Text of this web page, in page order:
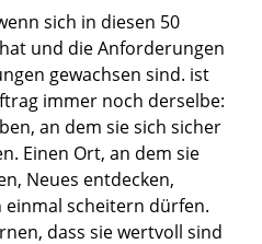
sich in diesen 50
und die Anforderungen
gewachsen sind. ist
immer noch derselbe:
an dem sie sich sicher
Einen Ort, an dem sie
Neues entdecken,
einmal scheitern dürfen.
dass sie wertvoll sind